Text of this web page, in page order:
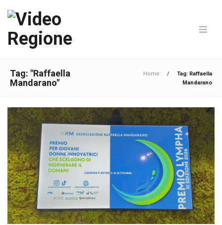
Tag: "Raffaella
Mandarano"
Home /
Tag: Raffaella
Mandarano